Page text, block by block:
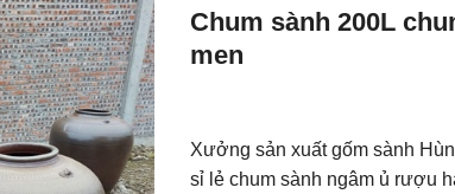
Chum sành 200L
men
Xưởng sản xuất gốm sành
sỉ lẻ chum sành ngâm ủ rượu